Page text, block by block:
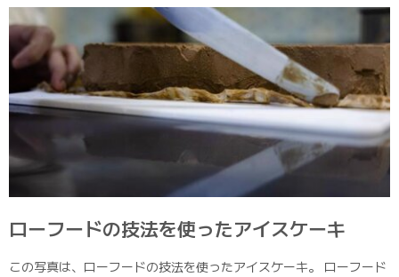
ローフードの技法を使ったアイスケーキ
この写真は、ローフードの技法を使ったアイスケーキ。 ローフード